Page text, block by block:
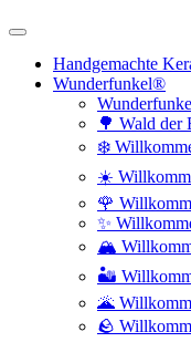
Handgemachte
Wunderfunkel®
🌳 Wald der
❄️
☀️
🌹
✨
🏔️
🏜️
🌋
🪨